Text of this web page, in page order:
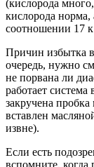
(кислорода
кислорода
соотношении 17
Причин избытка
очередь, нужно
не порвана ли
работает
закручена
вставлен
извне).
Если есть
вспомните, когда